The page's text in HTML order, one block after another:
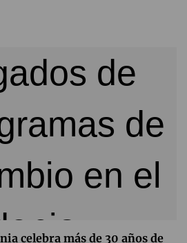
celebra más de 30 años de